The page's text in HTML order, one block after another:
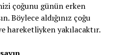
çoğunu günün erken
Böylece aldığınız çoğu
hareketliyken yakılacaktır.